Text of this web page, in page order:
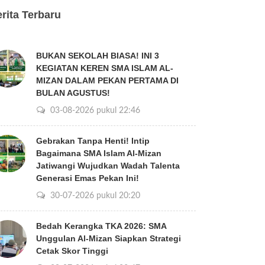
Terbaru
BUKAN SEKOLAH BIASA! INI 3
KEGIATAN KEREN SMA ISLAM AL-
MIZAN DALAM PEKAN PERTAMA DI
BULAN AGUSTUS!
03-08-2026 pukul 22:46
Gebrakan Tanpa Henti! Intip
Bagaimana SMA Islam Al-Mizan
Jatiwangi Wujudkan Wadah Talenta
Generasi Emas Pekan Ini!
30-07-2026 pukul 20:20
Bedah Kerangka TKA 2026: SMA
Unggulan Al-Mizan Siapkan Strategi
Cetak Skor Tinggi